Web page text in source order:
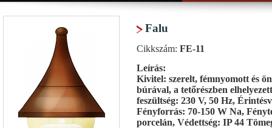
Falu
Cikkszám: FE-11
Leírás:
Kivitel: szerelt, fémnyomott és
búrával, a tetőrészben
feszültség: 230 V, 50 Hz,
Fényforrás: 70-150 W Na,
porcelán, Védettség: IP 44